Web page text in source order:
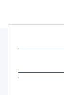
genesis